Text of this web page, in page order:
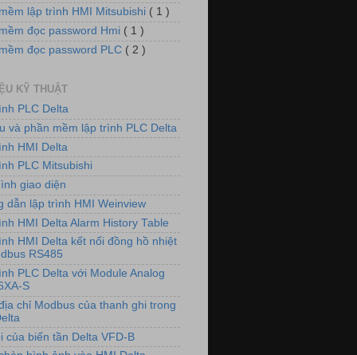
lập trình HMI Mitsubishi ( 1 )
đọc password Hmi ( 1 )
đọc password PLC ( 2 )
KỸ THUẬT
PLC Delta
và phần mềm lập trình PLC Delta
HMI Delta
PLC Mitsubishi
giao diện
dẫn lập trình HMI Weinview
HMI Delta Alarm History Table
HMI Delta kết nối đồng hồ nhiệt
RS485
PLC Delta với Module Analog
S
chỉ Modbus của thanh ghi trong
của biến tần Delta VFD-B